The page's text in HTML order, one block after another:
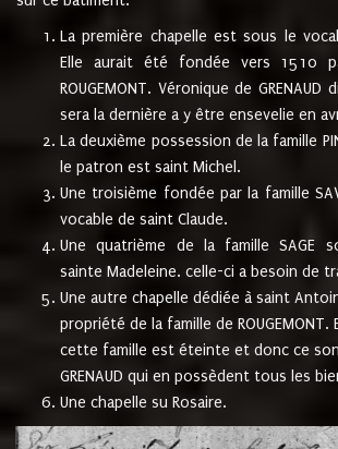
La première chapelle est sous le
Elle aurait été fondée vers 1510
ROUGEMONT. Véronique de GRENAUD
sera la dernière a y être ensevelie en
La deuxième possession de la famille
le patron est saint Michel.
Une troisième fondée par la famille
vocable de saint Claude.
Une quatrième de la famille SAGE
sainte Madeleine. celle-ci a besoin de
Une autre chapelle dédiée à saint
propriété de la famille de ROUGEMONT.
cette famille est éteinte et donc ce
GRENAUD qui en possèdent tous les
Une chapelle su Rosaire.